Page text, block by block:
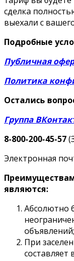
сделка
выехали с
Подробные
Публичная
Политика
Остались
Группа
8-800-200-45-57
Электронная
являются:
Абсолютно
объявлений;
При
составляет